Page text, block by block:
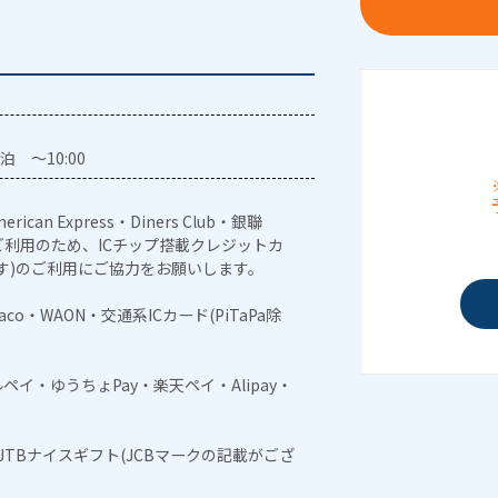
～10:00
Express・Diners Club・銀聯
用のため、ICチップ搭載クレジットカ
のご利用にご協力をお願いします。
・WAON・交通系ICカード(PiTaPa除
イ・ゆうちょPay・楽天ペイ・Alipay・
ナイスギフト(JCBマークの記載がござ